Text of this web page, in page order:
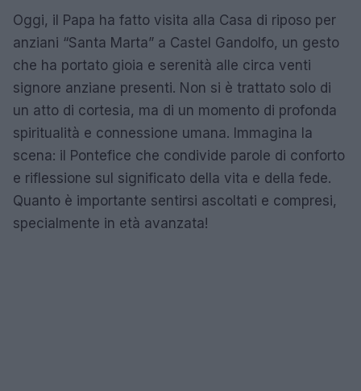
Oggi, il Papa ha fatto visita alla Casa di riposo per
anziani “Santa Marta” a Castel Gandolfo, un gesto
che ha portato gioia e serenità alle circa venti
signore anziane presenti. Non si è trattato solo di
un atto di cortesia, ma di un momento di profonda
spiritualità e connessione umana. Immagina la
scena: il Pontefice che condivide parole di conforto
e riflessione sul significato della vita e della fede.
Quanto è importante sentirsi ascoltati e compresi,
specialmente in età avanzata!